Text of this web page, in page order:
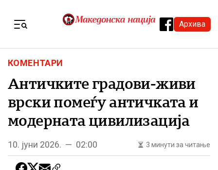
Архива
КОМЕНТАРИ
Античките градови-живи
врски помеѓу античката и
модерната цивилизација
10. јуни 2026. — 02:00 3 минути за читање